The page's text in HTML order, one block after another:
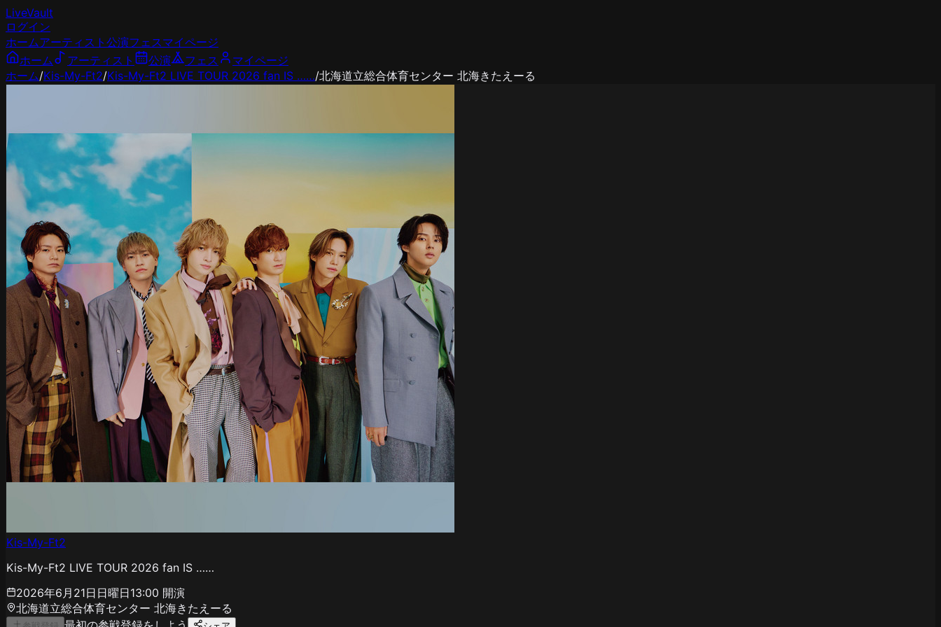
LiveVault
ログイン
ホームアーティスト 公演フェスマイページ
ホーム
アーティスト 公演 フェス
マイページ
ホーム/Kis-My-Ft2/Kis-My-Ft2 LIVE TOUR 2026 fan IS ……/北海道立総合体育センター 北海きたえーる
Kis-My-Ft2
Kis-My-Ft2 LIVE TOUR 2026 fan IS ……
2026年6月21日日曜日13:00 開演
北海道立総合体育センター 北海きたえーる